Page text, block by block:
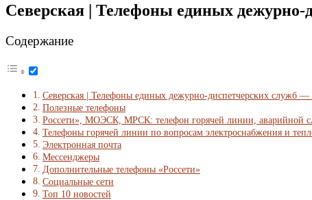
Северская | Телефоны единых
Содержание
Северская | Телефоны единых дежурно-диспетчерских служб —
Полезные телефоны
Россети», МОЭСК, МРСК: телефон горячей линии, аварийной
Телефоны горячей линии по вопросам электроснабжения и
Электронная почта
Мессенджеры
Дополнительные телефоны «Россети»
Социальные сети
Топ 10 новостей